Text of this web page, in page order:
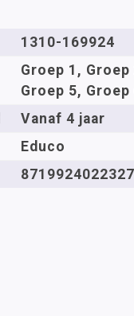
1310-169924
Groep 1,
Groep 5,
Vanaf 4 jaar
Educo
8719924022327